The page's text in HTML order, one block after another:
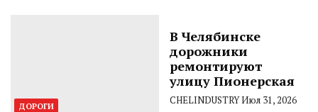
ДОРОГИ
В Челябинске
дорожники
ремонтируют
улицу Пионерская
CHELINDUSTRYИюл 31, 2026